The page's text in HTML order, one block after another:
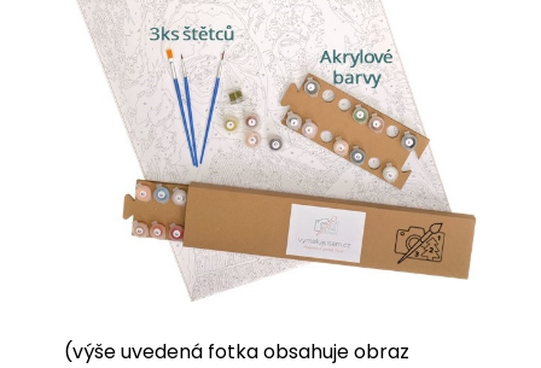
(výše uvedená fotka obsahuje obraz